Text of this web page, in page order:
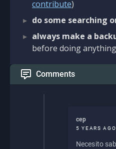
contribute)
do some searching
always make a
before doing
Comments
cep
5 YEARS AGO
Necesito